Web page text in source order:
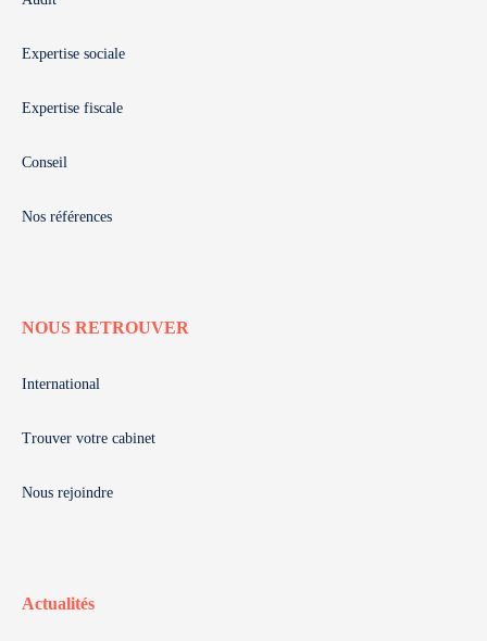
Expertise sociale
Expertise fiscale
Conseil
Nos références
NOUS RETROUVER
International
Trouver votre cabinet
Nous rejoindre
Actualités